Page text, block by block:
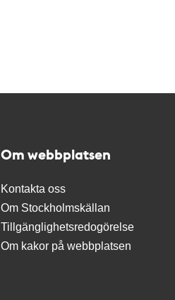
Om webbplatsen
Kontakta oss
Om Stockholmskällan
Tillgänglighetsredogörelse
Om kakor på webbplatsen